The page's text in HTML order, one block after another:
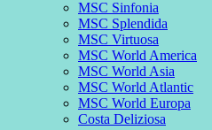
MSC Sinfonia
MSC Splendida
MSC Virtuosa
MSC World America
MSC World Asia
MSC World Atlantic
MSC World Europa
Costa Deliziosa